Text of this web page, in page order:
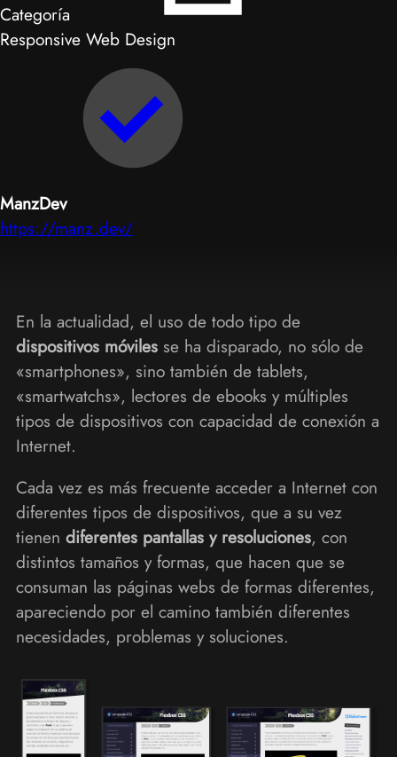
Categoría
Responsive Web Design
ManzDev
https://manz.dev/
En la actualidad, el uso de todo tipo de
dispositivos móvilesse ha disparado, no sólo de
«smartphones», sino también de tablets,
«smartwatchs», lectores de ebooks y múltiples
tipos de dispositivos con capacidad de conexión a
Internet.
Cada vez es más frecuente acceder a Internet con
diferentes tipos de dispositivos, que a su vez
tienen diferentes pantallas y resoluciones, con
distintos tamaños y formas, que hacen que se
consuman las páginas webs de formas diferentes,
apareciendo por el camino también diferentes
necesidades, problemas y soluciones.